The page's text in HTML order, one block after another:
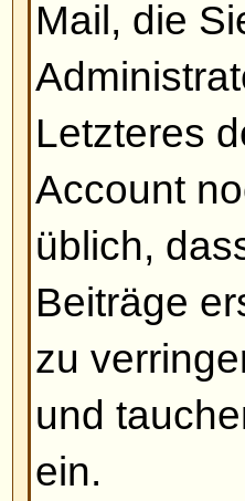
Meine
Der
Administrator
das Board
Versuchen
überzeugen,
falls diese
eine
erhalten Sie
Link befindet
Nach oben